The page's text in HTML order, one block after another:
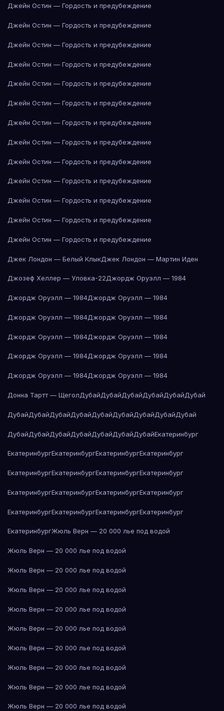
Джейн Остин — Гордость и предубеждение
Джейн Остин — Гордость и предубеждение
Джейн Остин — Гордость и предубеждение
Джейн Остин — Гордость и предубеждение
Джейн Остин — Гордость и предубеждение
Джейн Остин — Гордость и предубеждение
Джейн Остин — Гордость и предубеждение
Джейн Остин — Гордость и предубеждение
Джейн Остин — Гордость и предубеждение
Джейн Остин — Гордость и предубеждение
Джейн Остин — Гордость и предубеждение
Джейн Остин — Гордость и предубеждение
Джейн Остин — Гордость и предубеждение
Джек Лондон — Белый КлыкДжек Лондон — Мартин Иден
Джозеф Хеллер — Уловка-22Джордж Оруэлл — 1984
Джордж Оруэлл — 1984Джордж Оруэлл — 1984
Джордж Оруэлл — 1984Джордж Оруэлл — 1984
Джордж Оруэлл — 1984Джордж Оруэлл — 1984
Джордж Оруэлл — 1984Джордж Оруэлл — 1984
Джордж Оруэлл — 1984Джордж Оруэлл — 1984
Донна Тартт — ЩеголДубайДубайДубайДубайДубайДубай
ДубайДубайДубайДубайДубайДубайДубайДубайДубай
ДубайДубайДубайДубайДубайДубайДубайЕкатеринбург
ЕкатеринбургЕкатеринбургЕкатеринбургЕкатеринбург
ЕкатеринбургЕкатеринбургЕкатеринбургЕкатеринбург
ЕкатеринбургЕкатеринбургЕкатеринбургЕкатеринбург
ЕкатеринбургЕкатеринбургЕкатеринбургЕкатеринбург
ЕкатеринбургЖюль Верн — 20 000 лье под водой
Жюль Верн — 20 000 лье под водой
Жюль Верн — 20 000 лье под водой
Жюль Верн — 20 000 лье под водой
Жюль Верн — 20 000 лье под водой
Жюль Верн — 20 000 лье под водой
Жюль Верн — 20 000 лье под водой
Жюль Верн — 20 000 лье под водой
Жюль Верн — 20 000 лье под водой
Жюль Верн — 20 000 лье под водой